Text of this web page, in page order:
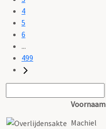
4
5
6
...
499
Voornaam
Machiel